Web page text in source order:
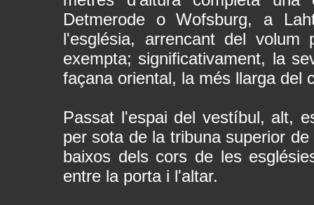
Detmerode o Wofsburg, a
l'església, arrencant del
exempta; significativament, la
façana oriental, la més llarga del
Passat l'espai del vestíbul, alt,
per sota de la tribuna superior
baixos dels cors de les
entre la porta i l'altar.